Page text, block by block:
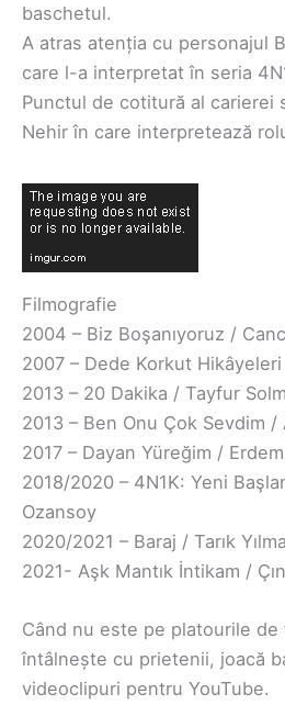
baschetul.
A atras atenția cu personajul
care l-a interpretat în seria
Punctul de cotitură al carierei
Nehir în care interpretează
Filmografie
2004 – Biz Boşanıyoruz /
2007 – Dede Korkut
2013 – 20 Dakika / Tayfur
2013 – Ben Onu Çok Sevdim /
2017 – Dayan Yüreğim / Erdem
2018/2020 – 4N1K: Yeni
Ozansoy
2020/2021 – Baraj / Tarık
2021- Aşk Mantık İntikam /
Când nu este pe platourile de
întâlnește cu prietenii, joacă
videoclipuri pentru YouTube.